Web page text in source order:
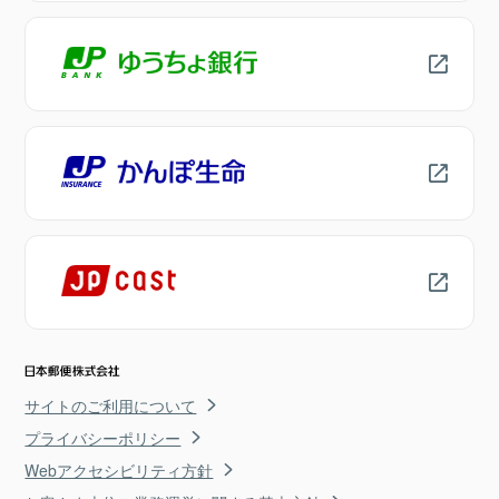
サイトのご利用について
プライバシーポリシー
Webアクセシビリティ方針